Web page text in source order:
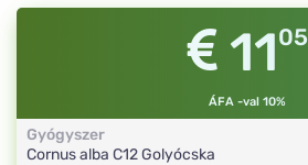
1105
ÁFA -val 10%
Gyógyszer
Cornus alba C12Golyócska